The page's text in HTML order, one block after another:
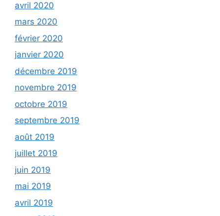
avril 2020
mars 2020
février 2020
janvier 2020
décembre 2019
novembre 2019
octobre 2019
septembre 2019
août 2019
juillet 2019
juin 2019
mai 2019
avril 2019